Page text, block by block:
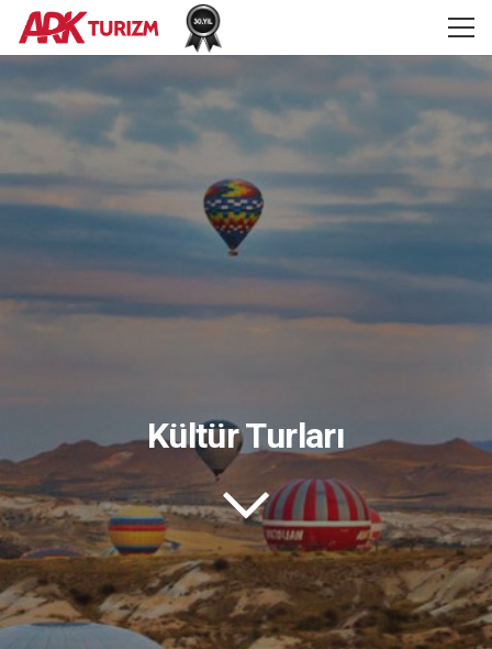
Kültür Turları